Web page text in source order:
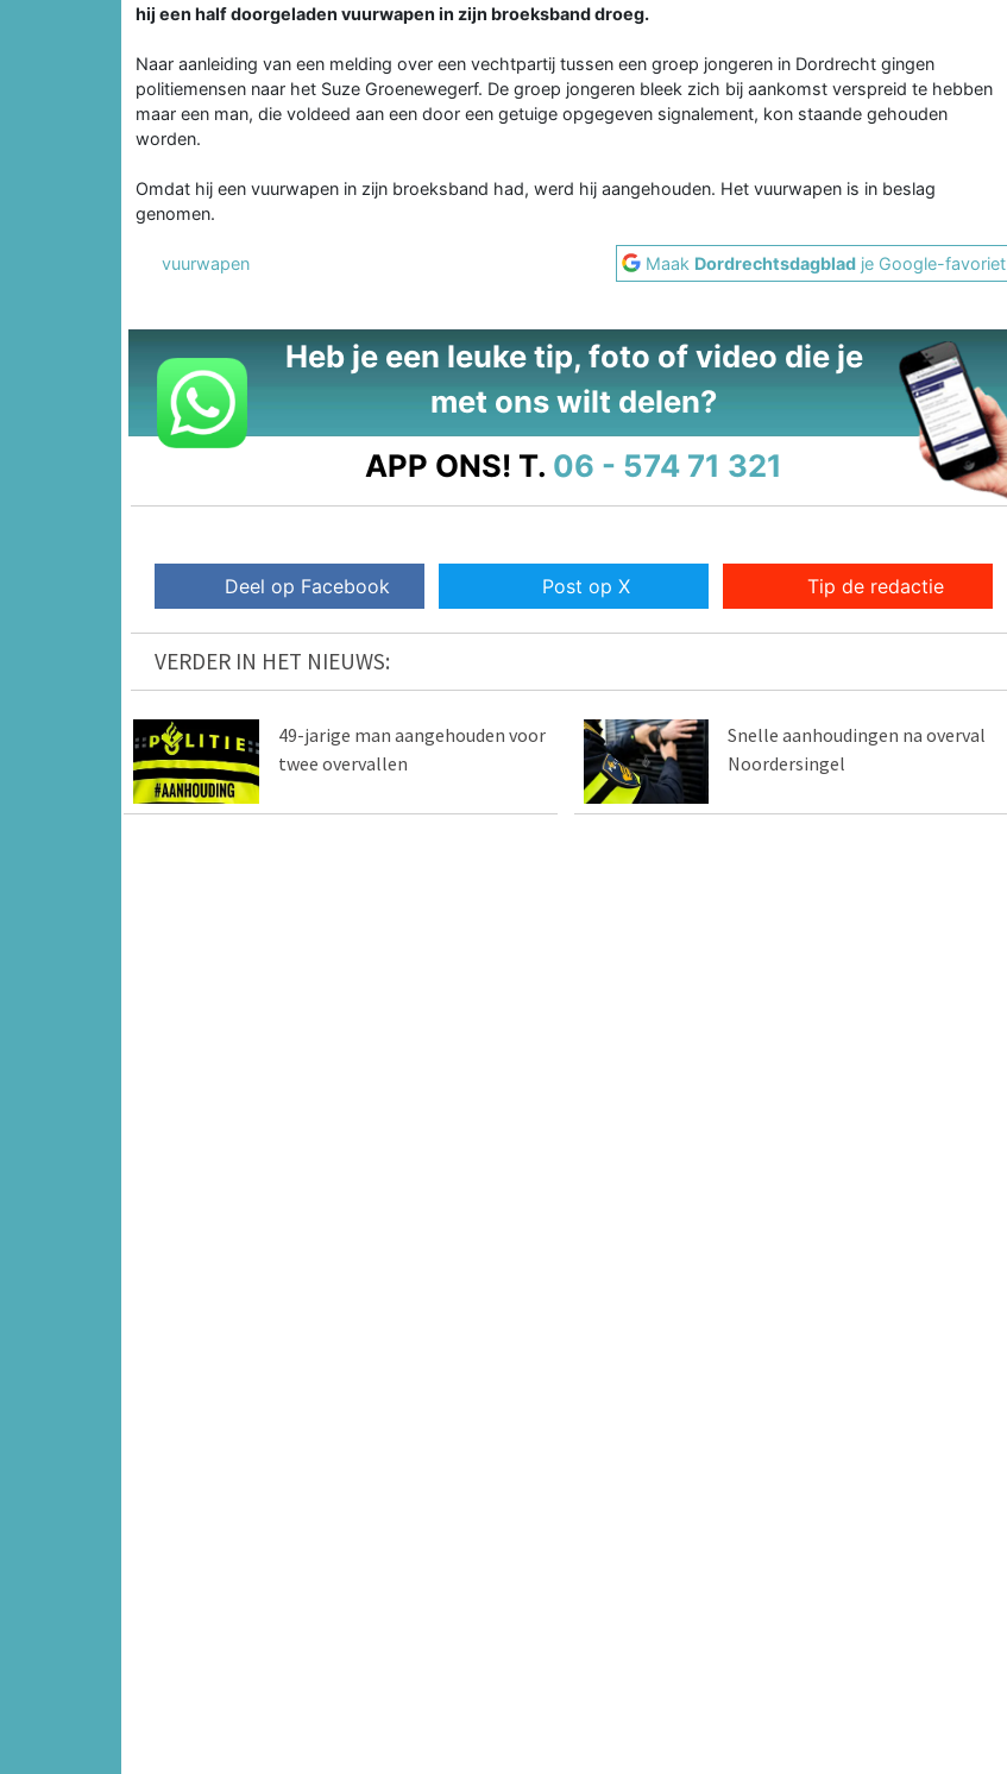
hij een half doorgeladen vuurwapen in zijn broeksband droeg.
Naar aanleiding van een melding over een vechtpartij tussen een groep jongeren in Dordrecht gingen
politiemensen naar het Suze Groenewegerf. De groep jongeren bleek zich bij aankomst verspreid te hebben
maar een man, die voldeed aan een door een getuige opgegeven signalement, kon staande gehouden
worden.
Omdat hij een vuurwapen in zijn broeksband had, werd hij aangehouden. Het vuurwapen is in beslag
genomen.
vuurwapen Maak Dordrechtsdagblad je Google-favoriet
Heb je een leuke tip, foto of video die je
met ons wilt delen?
APP ONS! T. 06 - 574 71 321
Deel op Facebook Post op X Tip de redactie
VERDER IN HET NIEUWS:
49-jarige man aangehouden voor
twee overvallen
Snelle aanhoudingen na overval
Noordersingel